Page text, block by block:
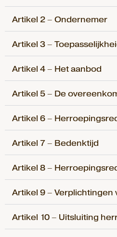
Artikel 2 – Ondernemer
Artikel 3 –
Artikel 4 – Het aanbod
Artikel 5 – De
Artikel 6 –
Artikel 7 – Bedenktijd
Artikel 8 –
Artikel 9 –
Artikel 10 – Uitsluiting